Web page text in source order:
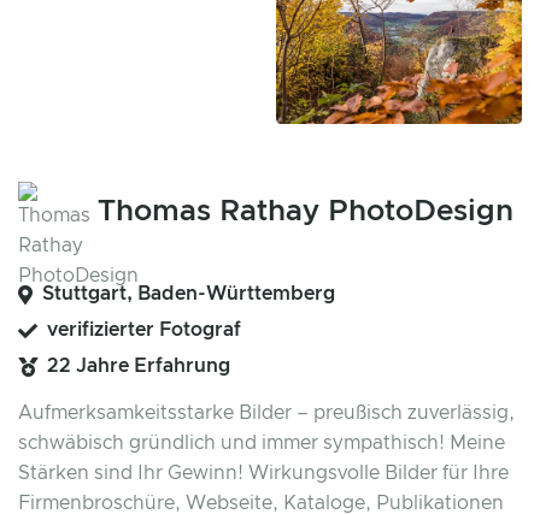
Thomas Rathay PhotoDesign
Stuttgart, Baden-Württemberg
verifizierter Fotograf
22 Jahre Erfahrung
Aufmerksamkeitsstarke Bilder – preußisch zuverlässig,
schwäbisch gründlich und immer sympathisch! Meine
Stärken sind Ihr Gewinn! Wirkungsvolle Bilder für Ihre
Firmenbroschüre, Webseite, Kataloge, Publikationen